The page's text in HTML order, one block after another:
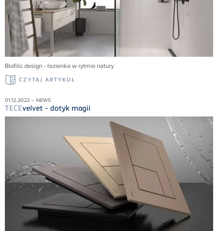
Biofilic design - łazienka w rytmie natury
CZYTAJ ARTYKUŁ
01.12.2022 – NEWS
TECEvelvet - dotyk magii